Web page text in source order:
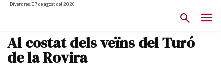
Divendres, 07 de agost del 2026
Al costat dels veïns del Turó
de la Rovira